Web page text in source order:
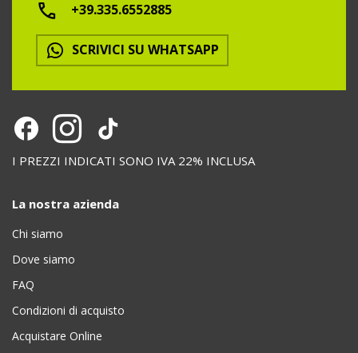
+39.335.6552885
SCRIVICI SU WHATSAPP
I PREZZI INDICATI SONO IVA 22% INCLUSA
La nostra azienda
Chi siamo
Dove siamo
FAQ
Condizioni di acquisto
Acquistare Online